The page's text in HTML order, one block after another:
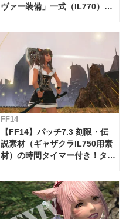
ヴァー装備」一式（IL770）の
FF14
【FF14】パッチ7.3 刻限・伝
説素材（ギャザクラIL750用素
材）の時間タイマー付き！タイ